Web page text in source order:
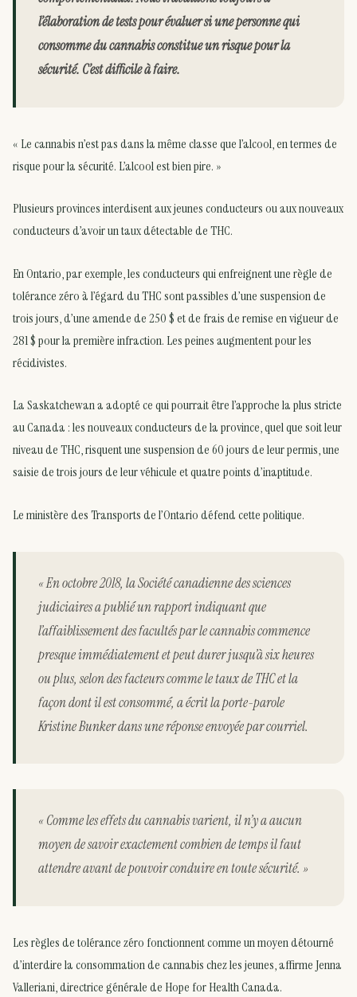
l’élaboration de tests pour évaluer si une personne qui
consomme du cannabis constitue un risque pour la
sécurité. C’est difficile à faire.
« Le cannabis n’est pas dans la même classe que l’alcool, en termes de
risque pour la sécurité. L’alcool est bien pire. »
Plusieurs provinces interdisent aux jeunes conducteurs ou aux nouveaux
conducteurs d’avoir un taux détectable de THC.
En Ontario, par exemple, les conducteurs qui enfreignent une règle de
tolérance zéro à l’égard du THC sont passibles d’une suspension de
trois jours, d’une amende de 250 $ et de frais de remise en vigueur de
281 $ pour la première infraction. Les peines augmentent pour les
récidivistes.
La Saskatchewan a adopté ce qui pourrait être l’approche la plus stricte
au Canada : les nouveaux conducteurs de la province, quel que soit leur
niveau de THC, risquent une suspension de 60 jours de leur permis, une
saisie de trois jours de leur véhicule et quatre points d’inaptitude.
Le ministère des Transports de l’Ontario défend cette politique.
« En octobre 2018, la Société canadienne des sciences
judiciaires a publié un rapport indiquant que
l’affaiblissement des facultés par le cannabis commence
presque immédiatement et peut durer jusqu’à six heures
ou plus, selon des facteurs comme le taux de THC et la
façon dont il est consommé, a écrit la porte-parole
Kristine Bunker dans une réponse envoyée par courriel.
« Comme les effets du cannabis varient, il n’y a aucun
moyen de savoir exactement combien de temps il faut
attendre avant de pouvoir conduire en toute sécurité. »
Les règles de tolérance zéro fonctionnent comme un moyen détourné
d’interdire la consommation de cannabis chez les jeunes, affirme Jenna
Valleriani, directrice générale de Hope for Health Canada.